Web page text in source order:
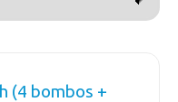
(4 bombos +